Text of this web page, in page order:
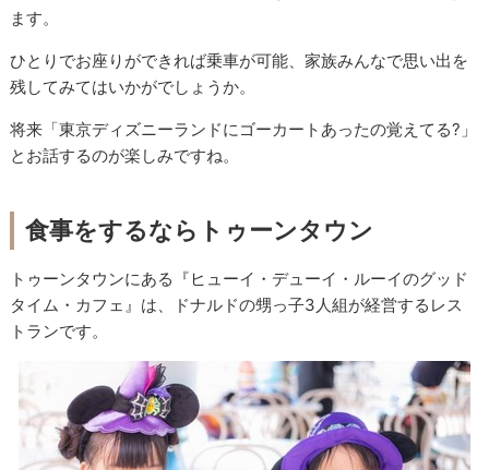
ます。
ひとりでお座りができれば乗車が可能、家族みんなで思い出を
残してみてはいかがでしょうか。
将来「東京ディズニーランドにゴーカートあったの覚えてる?」
とお話するのが楽しみですね。
食事をするならトゥーンタウン
トゥーンタウンにある『ヒューイ・デューイ・ルーイのグッド
タイム・カフェ』は、ドナルドの甥っ子3人組が経営するレス
トランです。